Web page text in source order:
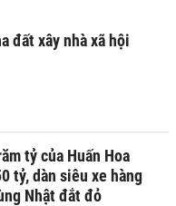
đất xây nhà xã hội
tỷ của Huấn Hoa
tỷ, dàn siêu xe hàng
Nhật đắt đỏ